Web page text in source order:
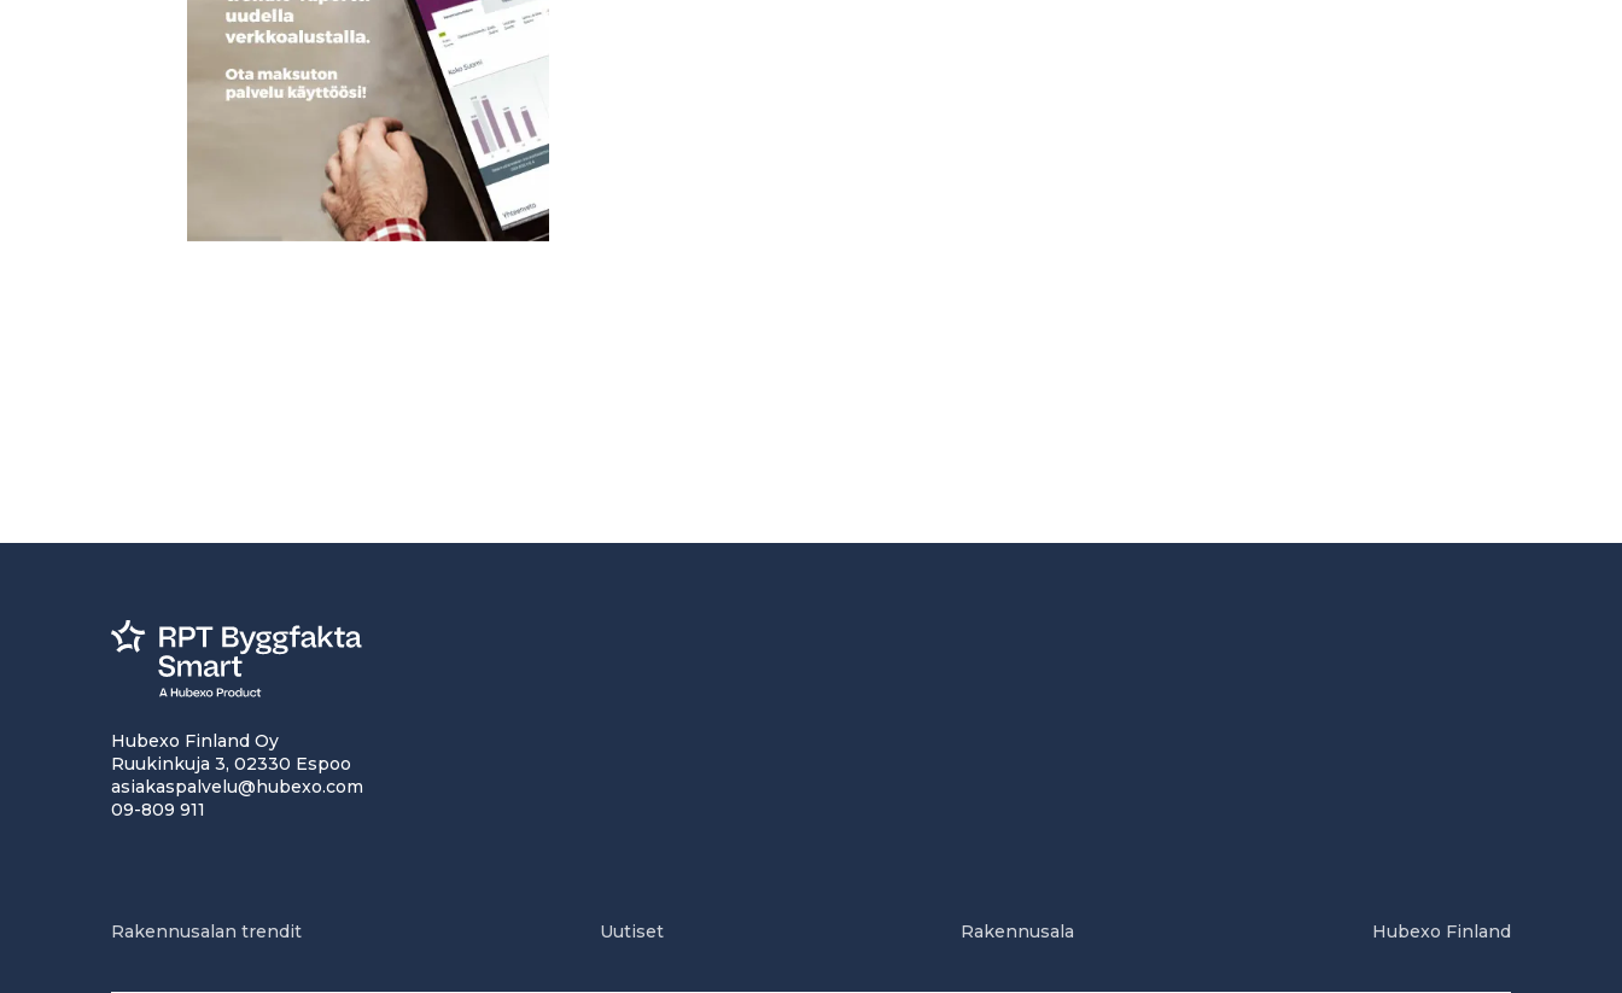
Hubexo Finland Oy
Ruukinkuja 3, 02330 Espoo
asiakaspalvelu@hubexo.com
09-809 911
Rakennusalan trendit Uutiset Rakennusala Hubexo Finland